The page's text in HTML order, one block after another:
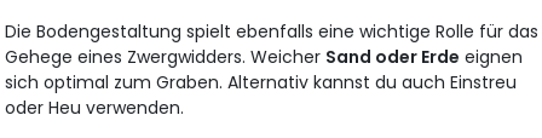
Die Bodengestaltung spielt ebenfalls eine wichtige Rolle für das
Gehege eines Zwergwidders. Weicher Sand oder Erde eignen
sich optimal zum Graben. Alternativ kannst du auch Einstreu
oder Heu verwenden.